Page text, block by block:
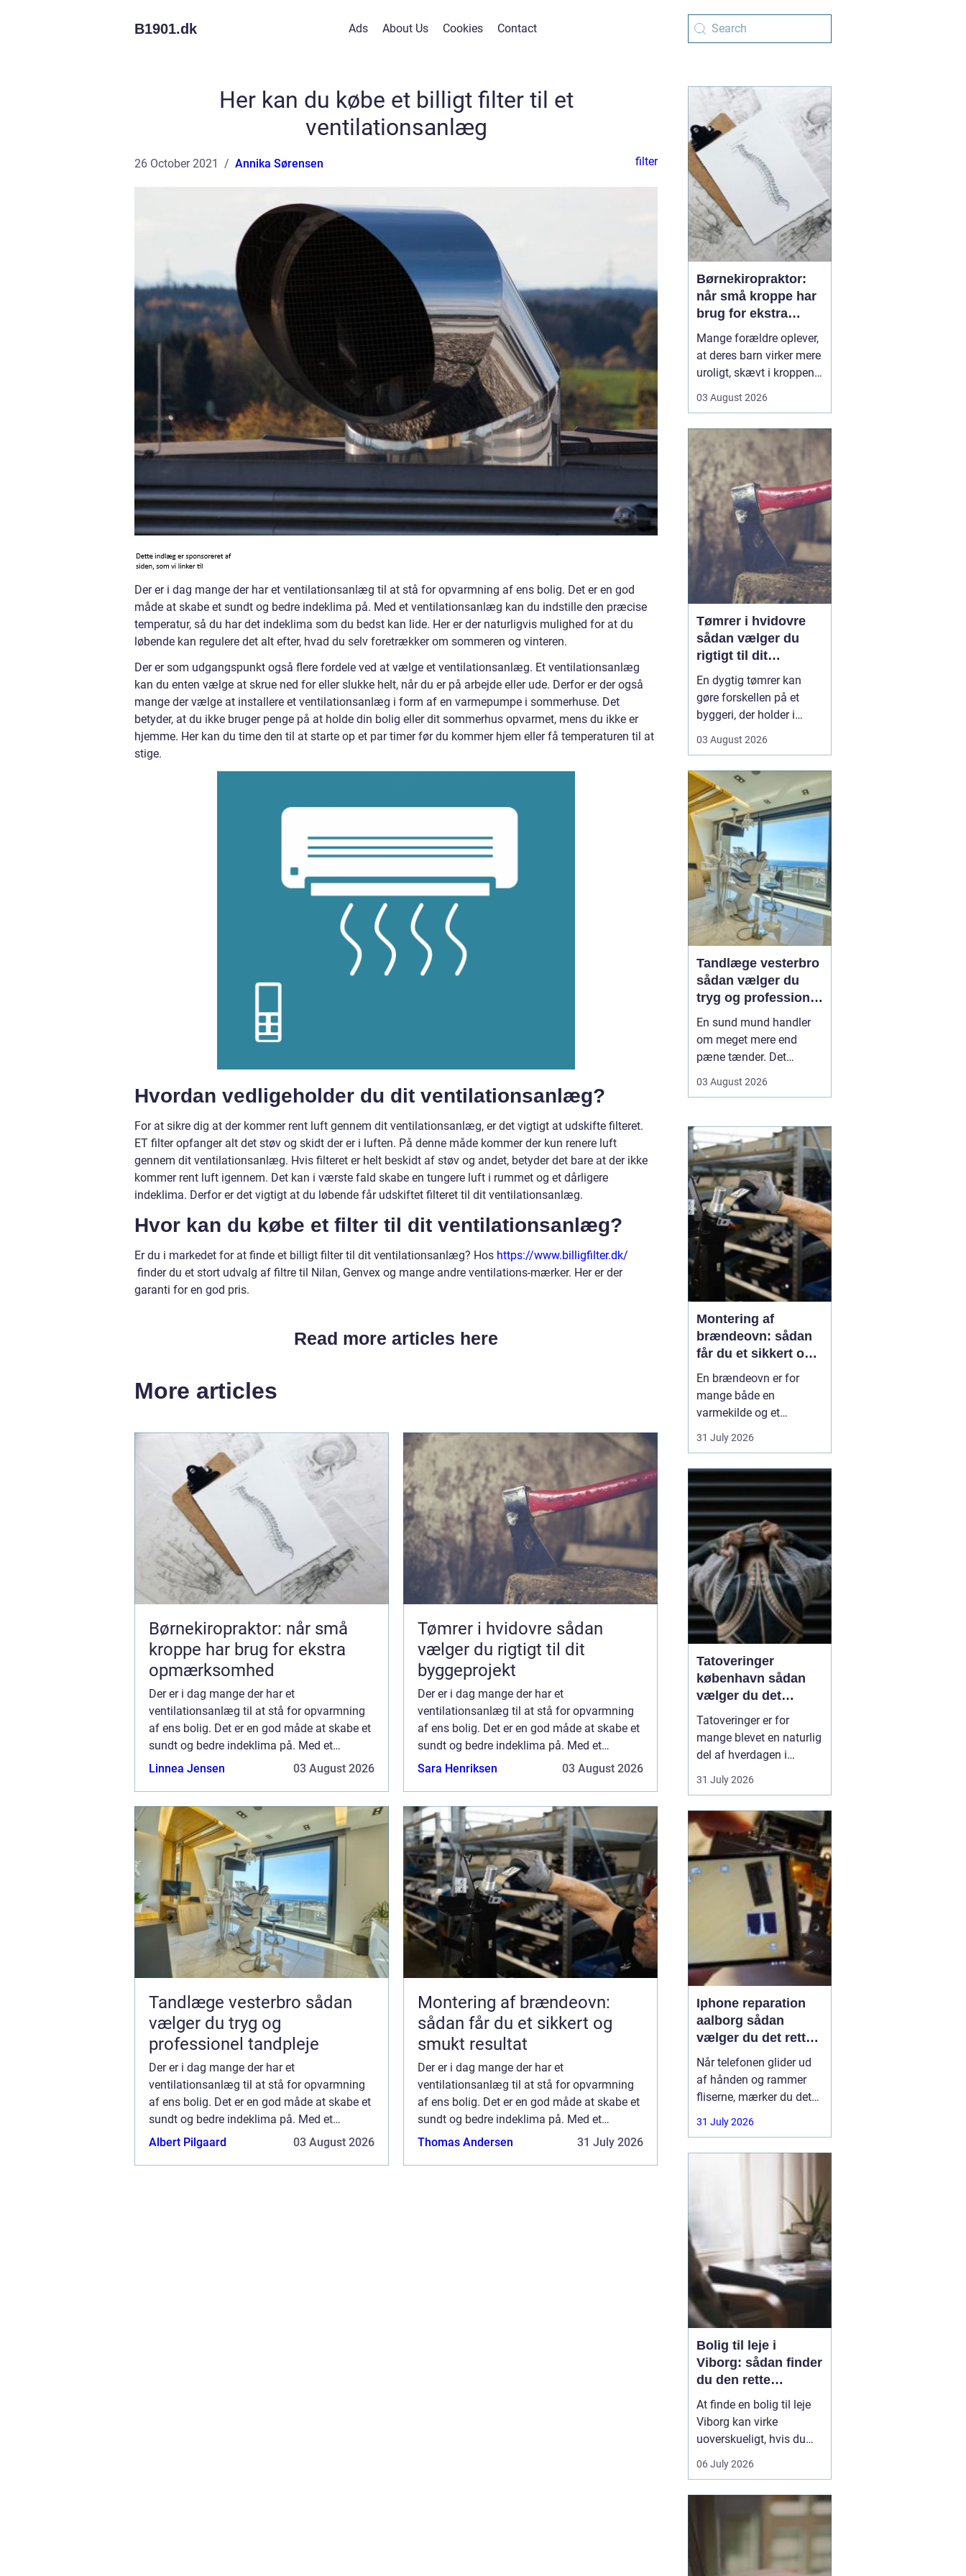
B1901.dk Ads About Us Cookies Contact
Her kan du købe et billigt filter til et
ventilationsanlæg
26 October 2021 Annika Sørensen filter
Der er i dag mange der har et ventilationsanlæg til at stå for opvarmning af ens bolig. Det er en god
måde at skabe et sundt og bedre indeklima på. Med et ventilationsanlæg kan du indstille den præcise
temperatur, så du har det indeklima som du bedst kan lide. Her er der naturligvis mulighed for at du
løbende kan regulere det alt efter, hvad du selv foretrækker om sommeren og vinteren.
Der er som udgangspunkt også flere fordele ved at vælge et ventilationsanlæg. Et ventilationsanlæg
kan du enten vælge at skrue ned for eller slukke helt, når du er på arbejde eller ude. Derfor er der også
mange der vælge at installere et ventilationsanlæg i form af en varmepumpe i sommerhuse. Det
betyder, at du ikke bruger penge på at holde din bolig eller dit sommerhus opvarmet, mens du ikke er
hjemme. Her kan du time den til at starte op et par timer før du kommer hjem eller få temperaturen til at
stige.
Hvordan vedligeholder du dit ventilationsanlæg?
For at sikre dig at der kommer rent luft gennem dit ventilationsanlæg, er det vigtigt at udskifte filteret.
ET filter opfanger alt det støv og skidt der er i luften. På denne måde kommer der kun renere luft
gennem dit ventilationsanlæg. Hvis filteret er helt beskidt af støv og andet, betyder det bare at der ikke
kommer rent luft igennem. Det kan i værste fald skabe en tungere luft i rummet og et dårligere
indeklima. Derfor er det vigtigt at du løbende får udskiftet filteret til dit ventilationsanlæg.
Hvor kan du købe et filter til dit ventilationsanlæg?
Er du i markedet for at finde et billigt filter til dit ventilationsanlæg? Hos https://www.billigfilter.dk/
finder du et stort udvalg af filtre til Nilan, Genvex og mange andre ventilations-mærker. Her er der
garanti for en god pris.
Read more articles here
More articles
Børnekiropraktor: når små
kroppe har brug for ekstra
opmærksomhed
Der er i dag mange der har et
ventilationsanlæg til at stå for opvarmning
af ens bolig. Det er en god måde at skabe et
sundt og bedre indeklima på. Med et
ventilationsanlæg kan du indstille den
Linnea Jensen 03 August 2026
Tømrer i hvidovre sådan
vælger du rigtigt til dit
byggeprojekt
Der er i dag mange der har et
ventilationsanlæg til at stå for opvarmning
af ens bolig. Det er en god måde at skabe et
sundt og bedre indeklima på. Med et
ventilationsanlæg kan du indstille den
Sara Henriksen 03 August 2026
Tandlæge vesterbro sådan
vælger du tryg og
professionel tandpleje
Der er i dag mange der har et
ventilationsanlæg til at stå for opvarmning
af ens bolig. Det er en god måde at skabe et
sundt og bedre indeklima på. Med et
ventilationsanlæg kan du indstille den
Albert Pilgaard 03 August 2026
Montering af brændeovn:
sådan får du et sikkert og
smukt resultat
Der er i dag mange der har et
ventilationsanlæg til at stå for opvarmning
af ens bolig. Det er en god måde at skabe et
sundt og bedre indeklima på. Med et
ventilationsanlæg kan du indstille den
Thomas Andersen 31 July 2026
Børnekiropraktor:
når små kroppe har
brug for ekstra
opmærksomhed
Mange forældre oplever,
at deres barn virker mere
uroligt, skævt i kroppen
uden at der er en klar
børnekiropraktor være en
mulighed. En kiropraktor
med særlig erfaring i...
03 August 2026
Tømrer i hvidovre
sådan vælger du
rigtigt til dit
byggeprojekt
En dygtig tømrer kan
gøre forskellen på et
byggeri, der holder i
giver dig problemer igen
efter en tømrer i
Hvidovre, handler det
derfor ikke kun om pris.
Det handler om kvalitet,
tryghed og gode løsni...
03 August 2026
Tandlæge vesterbro
sådan vælger du
tryg og professionel
tandpleje
En sund mund handler
om meget mere end
pæne tænder. Det
hverdag, din selvtillid og
duleder efter tandlæge
vesterbro, møder du
derfor mange
valgmuligheder m...
03 August 2026
Montering af
brændeovn: sådan
får du et sikkert og
smukt resultat
En brændeovn er for
mange både en
varmekilde og et
samlingspunkt i
hjemmet. Flammerne
mærkes i hele rummet.
Men montering af
brændeovn er ikke noget,
man bør kaste sig ud i
uden viden og
planl&ae...
31 July 2026
Tatoveringer
københavn sådan
vælger du det
rigtige studie
Tatoveringer er for
mange blevet en naturlig
del af hverdagen i
København. Byen er fyldt
med dygtige artister,
moderne tatovørbutikker,
hvor stilarter og udtryk
spænder vidt. Når man
søger efter ...
31 July 2026
Iphone reparation
aalborg sådan
vælger du det rette
værksted
Når telefonen glider ud
af hånden og rammer
fliserne, mærker du det
med det samme.
Skærmen splintrer, lyden
mobilen helt central i
både arbejde, studie og
31 July 2026
Bolig til leje i
Viborg: sådan finder
du den rette
lejlighed
At finde en bolig til leje
Viborg kan virke
uoverskueligt, hvis du
ikke kender byen eller det
lokale boligmarked. Der
priserne varierer, og
områderne har hver
deres særpræg. Med en
klar plan, lidt viden om
06 July 2026